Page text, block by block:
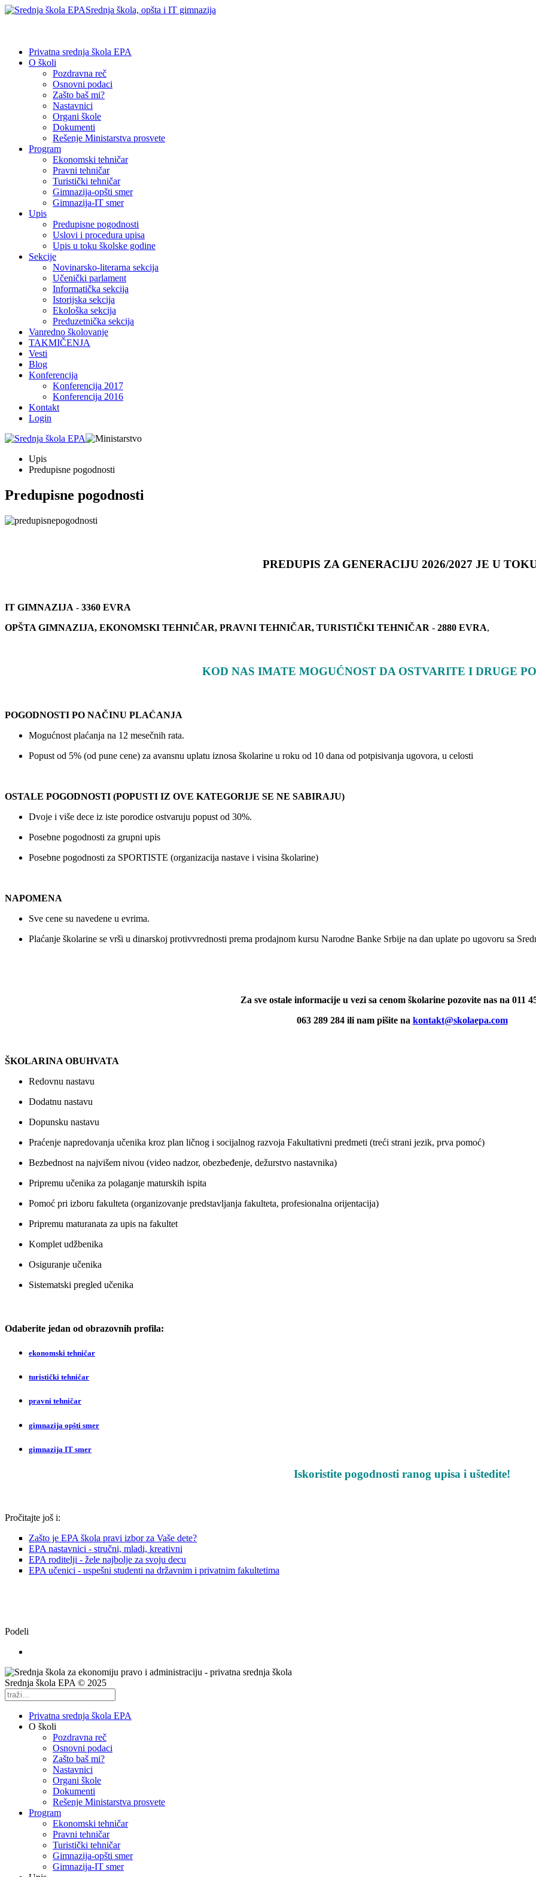
Srednja škola, opšta i IT gimnazija
Privatna srednja škola EPA
O školi
Pozdravna reč
Osnovni podaci
Zašto baš mi?
Nastavnici
Organi škole
Dokumenti
Rešenje Ministarstva prosvete
Program
Ekonomski tehničar
Pravni tehničar
Turistički tehničar
Gimnazija-opšti smer
Gimnazija-IT smer
Upis
Predupisne pogodnosti
Uslovi i procedura upisa
Upis u toku školske godine
Sekcije
Novinarsko-literarna sekcija
Učenički parlament
Informatička sekcija
Istorijska sekcija
Ekološka sekcija
Preduzetnička sekcija
Vanredno školovanje
TAKMIČENJA
Vesti
Blog
Konferencija
Konferencija 2017
Konferencija 2016
Kontakt
Login
Upis
Predupisne pogodnosti
Predupisne pogodnosti
PREDUPIS ZA GENERACIJU 2026/2027 JE U
IT GIMNAZIJA - 3360 EVRA
OPŠTA GIMNAZIJA, EKONOMSKI TEHNIČAR, PRAVNI TEHNIČAR, TURISTIČKI TEHNIČAR - 2880 EVRA,
KOD NAS IMATE MOGUĆNOST DA OSTVARITE I DRUGE
POGODNOSTI PO NAČINU PLAĆANJA
Mogućnost plaćanja na 12 mesečnih rata.
Popust od 5% (od pune cene) za avansnu uplatu iznosa školarine u roku od 10 dana od potpisivanja ugovora, u celosti
OSTALE POGODNOSTI (POPUSTI IZ OVE KATEGORIJE SE NE SABIRAJU)
Dvoje i više dece iz iste porodice ostvaruju popust od 30%.
Posebne pogodnosti za grupni upis
Posebne pogodnosti za SPORTISTE (organizacija nastave i visina školarine)
NAPOMENA
Sve cene su navedene u evrima.
Plaćanje školarine se vrši u dinarskoj protivvrednosti prema prodajnom kursu Narodne Banke Srbije na dan uplate po ugovoru sa
Za sve ostale informacije u vezi sa cenom školarine pozovite nas na 011
063 289 284 ili nam pišite na kontakt@skolaepa.com
ŠKOLARINA OBUHVATA
Redovnu nastavu
Dodatnu nastavu
Dopunsku nastavu
Praćenje napredovanja učenika kroz plan ličnog i socijalnog razvoja Fakultativni predmeti (treći strani jezik, prva pomoć)
Bezbednost na najvišem nivou (video nadzor, obezbeđenje, dežurstvo nastavnika)
Pripremu učenika za polaganje maturskih ispita
Pomoć pri izboru fakulteta (organizovanje predstavljanja fakulteta, profesionalna orijentacija)
Pripremu maturanata za upis na fakultet
Komplet udžbenika
Osiguranje učenika
Sistematski pregled učenika
Odaberite jedan od obrazovnih profila:
ekonomski tehničar
turistički tehničar
pravni tehničar
gimnazija opšti smer
gimnazija IT smer
Iskoristite pogodnosti ranog upisa i uštedite!
Pročitajte još i:
Zašto je EPA škola pravi izbor za Vaše dete?
EPA nastavnici - stručni, mladi, kreativni
EPA roditelji - žele najbolje za svoju decu
EPA učenici - uspešni studenti na državnim i privatnim fakultetima
Podeli
Srednja škola EPA © 2025
Privatna srednja škola EPA
O školi
Pozdravna reč
Osnovni podaci
Zašto baš mi?
Nastavnici
Organi škole
Dokumenti
Rešenje Ministarstva prosvete
Program
Ekonomski tehničar
Pravni tehničar
Turistički tehničar
Gimnazija-opšti smer
Gimnazija-IT smer